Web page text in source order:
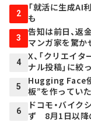
2
「就活に生成AI
も
3
告知は前日、返
マンガ家を驚か
4
X、「クリエイ
ナル投稿」に絞
5
Hugging Face
板”を作ってい
6
ドコモ・バイク
ず 8月1日以降